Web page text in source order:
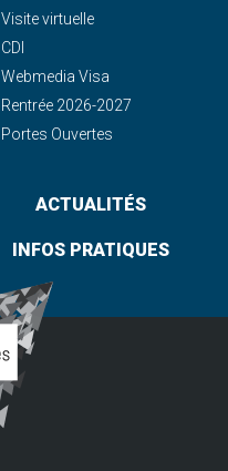
Visite virtuelle
CDI
Webmedia Visa
Rentrée 2026-2027
Portes Ouvertes
ACTUALITÉS
INFOS PRATIQUES